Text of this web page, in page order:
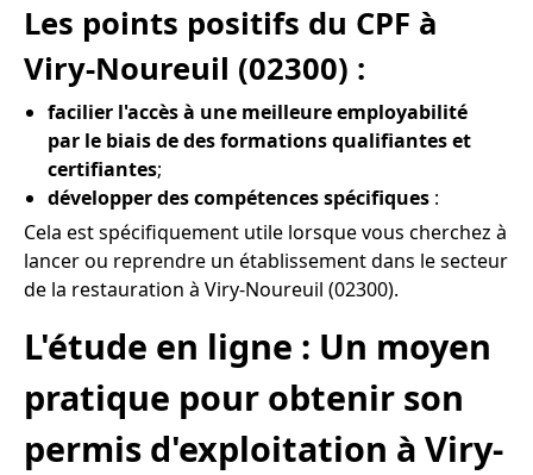
Les points positifs du CPF à
Viry-Noureuil (02300) :
facilier l'accès à une meilleure employabilité
par le biais de des formations qualifiantes et
certifiantes;
développer des compétences spécifiques :
Cela est spécifiquement utile lorsque vous cherchez à
lancer ou reprendre un établissement dans le secteur
de la restauration à Viry-Noureuil (02300).
L'étude en ligne : Un moyen
pratique pour obtenir son
permis d'exploitation à Viry-